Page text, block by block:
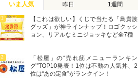
いま人気 昨日 1週間
1
【これは欲しい】くじで当たる「鳥貴族
グッズ」が神ラインナップ！ロゴクッシ
ョン、リアルなミニジョッキなど全7種
2
「松屋」の“売れ筋メニューランキン
グ”TOP10発表！1位は不動の人気丼、2
位は“あの定食”がランクイン！